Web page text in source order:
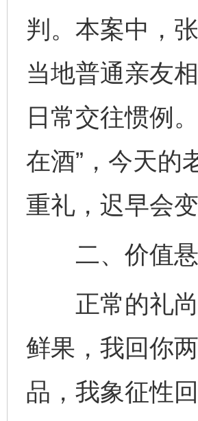
判。本案中，
当地普通亲友
日常交往惯例
在酒”，今天的
重礼，迟早会
二、价值悬
正常的礼尚
鲜果，我回你
品，我象征性